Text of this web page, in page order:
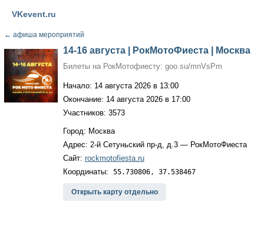
VKevent.ru
← афиша мероприятий
14-16 августа | РокМотоФиеста | Москва
Билеты на РокМотофиесту: goo.su/mnVsPm
Начало: 14 августа 2026 в 13:00
Окончание: 14 августа 2026 в 17:00
Участников: 3573
Город: Москва
Адрес: 2-й Сетуньский пр-д, д.3 — РокМотоФиеста
Сайт: rockmotofiesta.ru
Координаты: 55.730806, 37.538467
Открыть карту отдельно